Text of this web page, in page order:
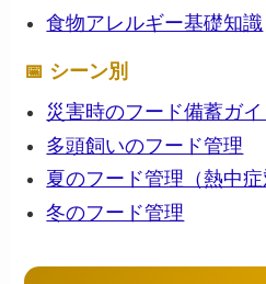
食物アレルギー基礎知識
📅 シーン別
災害時のフード備蓄ガイ
多頭飼いのフード管理
夏のフード管理（熱中症
冬のフード管理